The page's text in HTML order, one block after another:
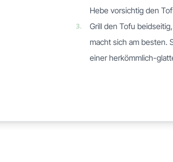
Hebe vorsichtig den
3.
Grill den Tofu
macht sich am besten.
einer herkömmlich-